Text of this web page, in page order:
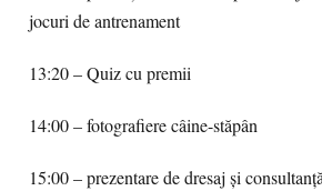
jocuri de antrenament
13:20 – Quiz cu premii
14:00 – fotografiere câine-stăpân
15:00 – prezentare de dresaj şi